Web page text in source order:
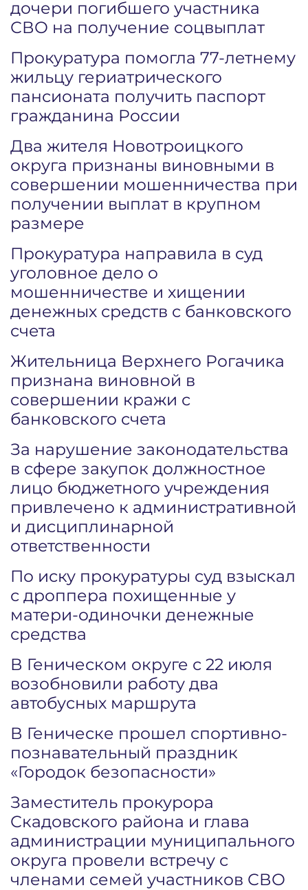
дочери погибшего участника
СВО на получение соцвыплат
Прокуратура помогла 77-летнему
жильцу гериатрического
пансионата получить паспорт
гражданина России
Два жителя Новотроицкого
округа признаны виновными в
совершении мошенничества при
получении выплат в крупном
размере
Прокуратура направила в суд
уголовное дело о
мошенничестве и хищении
денежных средств с банковского
счета
Жительница Верхнего Рогачика
признана виновной в
совершении кражи с
банковского счета
За нарушение законодательства
в сфере закупок должностное
лицо бюджетного учреждения
привлечено к административной
и дисциплинарной
ответственности
По иску прокуратуры суд взыскал
с дроппера похищенные у
матери-одиночки денежные
средства
В Геническом округе с 22 июля
возобновили работу два
автобусных маршрута
В Геническе прошел спортивно-
познавательный праздник
«Городок безопасности»
Заместитель прокурора
Скадовского района и глава
администрации муниципального
округа провели встречу с
членами семей участников СВО